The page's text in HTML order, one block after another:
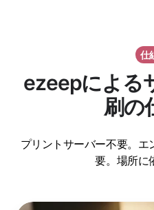
仕
ezeepによる
刷の
プリントサーバー不要。
要。場所に